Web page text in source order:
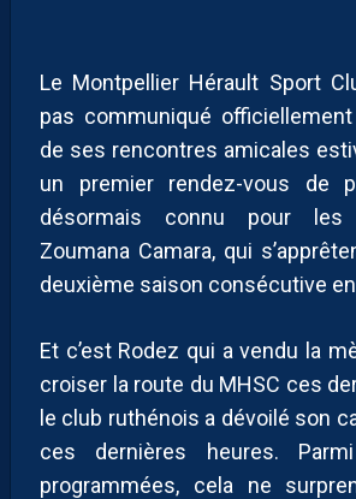
Le Montpellier Hérault Sport
pas communiqué
de ses rencontres amicales
un premier rendez-vous de
désormais connu pour les
Zoumana Camara, qui
deuxième saison consécutive
Et c’est Rodez qui a vendu la
croiser la route du MHSC ces
le club ruthénois a dévoilé son
ces dernières heures.
programmées, cela ne